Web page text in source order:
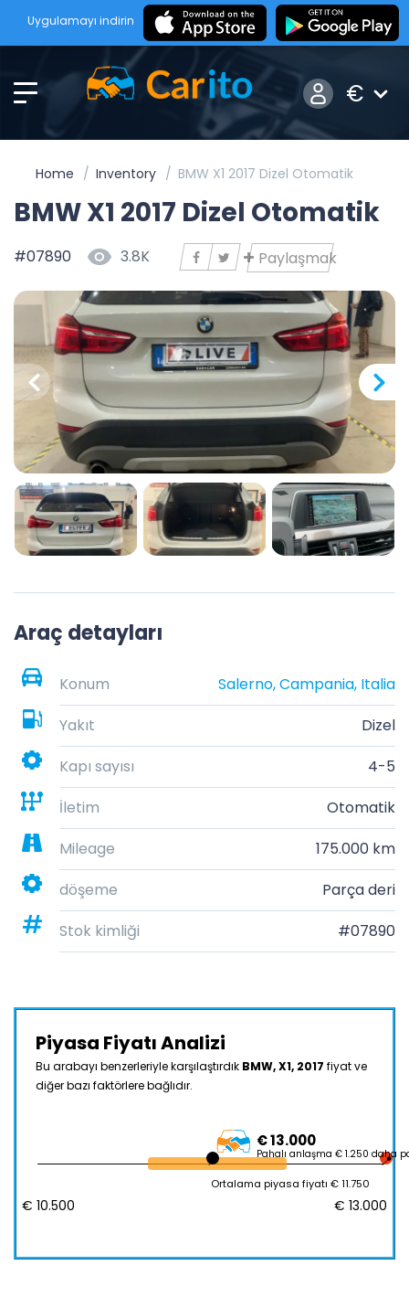
Uygulamayı indirin
€
Home Inventory BMW X1 2017 Dizel Otomatik
BMW X1 2017 Dizel Otomatik
#07890 3.8K Paylaşmak
Araç detayları
Konum
Salerno, Campania, Italia
Yakıt
Dizel
Kapı sayısı
4-5
İletim
Otomatik
Mileage
175.000 km
döşeme
Parça deri
Stok kimliği
#07890
Piyasa Fiyatı Analizi
Bu arabayı benzerleriyle karşılaştırdık BMW, X1, 2017 fiyat ve
diğer bazı faktörlere bağlıdır.
€ 13.000
Pahalı anlaşma € 1.250 daha
Ortalama piyasa fiyatı € 11.750
€ 10.500 € 13.000